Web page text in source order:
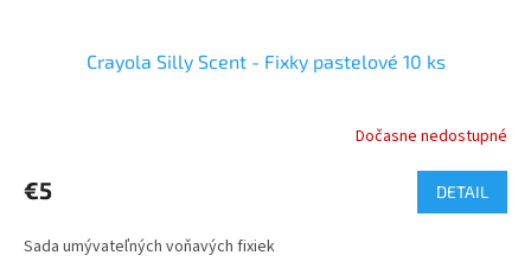
Crayola Silly Scent - Fixky pastelové 10 ks
Dočasne nedostupné
€5 DETAIL
Sada umývateľných voňavých fixiek